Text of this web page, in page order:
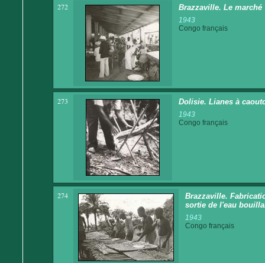
272 Brazzaville. Le marché
1943
Congo français
273 Dolisie. Lianes à
1943
Congo français
274
Brazzaville.
sortie de l'eau
1943
Congo français